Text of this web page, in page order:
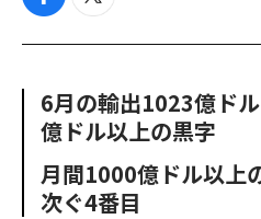
c
o
o
k
i
e
r
6月の輸出1023億ド
億ドル以上の黒字
月間1000億ドル以上
次ぐ4番目